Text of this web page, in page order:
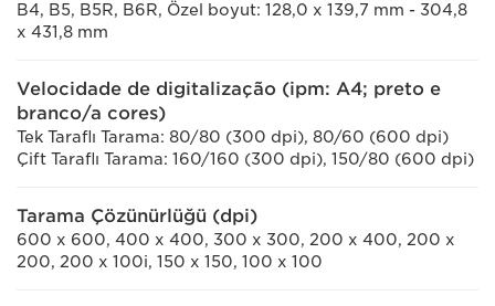
B4, B5, B5R, B6R, Özel boyut: 128,0 x 139,7 mm - 304,8
x 431,8 mm
Velocidade de digitalização (ipm: A4; preto e
branco/a cores)
Tek Taraflı Tarama: 80/80 (300 dpi), 80/60 (600 dpi)
Çift Taraflı Tarama: 160/160 (300 dpi), 150/80 (600 dpi)
Tarama Çözünürlüğü (dpi)
600 x 600, 400 x 400, 300 x 300, 200 x 400, 200 x
200, 200 x 100i, 150 x 150, 100 x 100